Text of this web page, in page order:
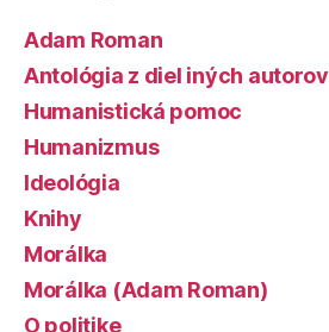
Adam Roman
Antológia z diel iných autorov
Humanistická pomoc
Humanizmus
Ideológia
Knihy
Morálka
Morálka (Adam Roman)
O politike